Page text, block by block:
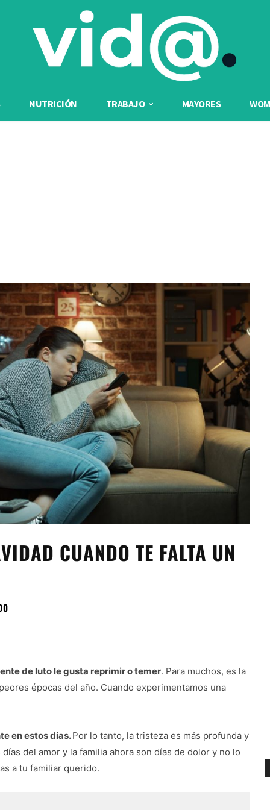
NUTRICIÓN TRABAJO MAYORES
CUANDO TE FALTA UN
de luto le gusta reprimir o temer. Para muchos, es la
épocas del año. Cuando experimentamos una
en estos días.Por lo tanto, la tristeza es más profunda y
del amor y la familia ahora son días de dolor y no lo
a tu familiar querido.